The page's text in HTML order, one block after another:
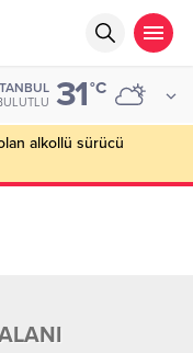
31°C
alkollü sürücü